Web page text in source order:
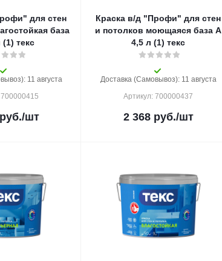
для стен
база
(1) текс
11 августа
/шт
Краска в/д "Профи" для стен
и потолков моющаяся база A
4,5 л (1) текс
Доставка (Самовывоз): 11 августа
Артикул: 700000437
2 368руб./шт